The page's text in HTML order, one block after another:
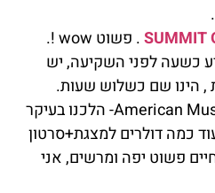
SUMMIT
. פשוט wow !.
כשעה לפני השקיעה, יש
, הינו שם כשלוש שעות.
American Museum of Natural History- הלכנו בעיקר
כמה דולרים למצגת+סרטון
פשוט יפה ומרשים, אני